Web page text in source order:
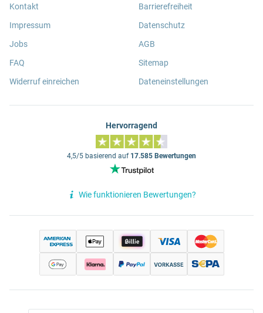
Kontakt
Impressum
Jobs
FAQ
Widerruf einreichen
Barrierefreiheit
Datenschutz
AGB
Sitemap
Dateneinstellungen
Hervorragend
4,5/5 basierend auf 17.585 Bewertungen
Wie funktionieren Bewertungen?